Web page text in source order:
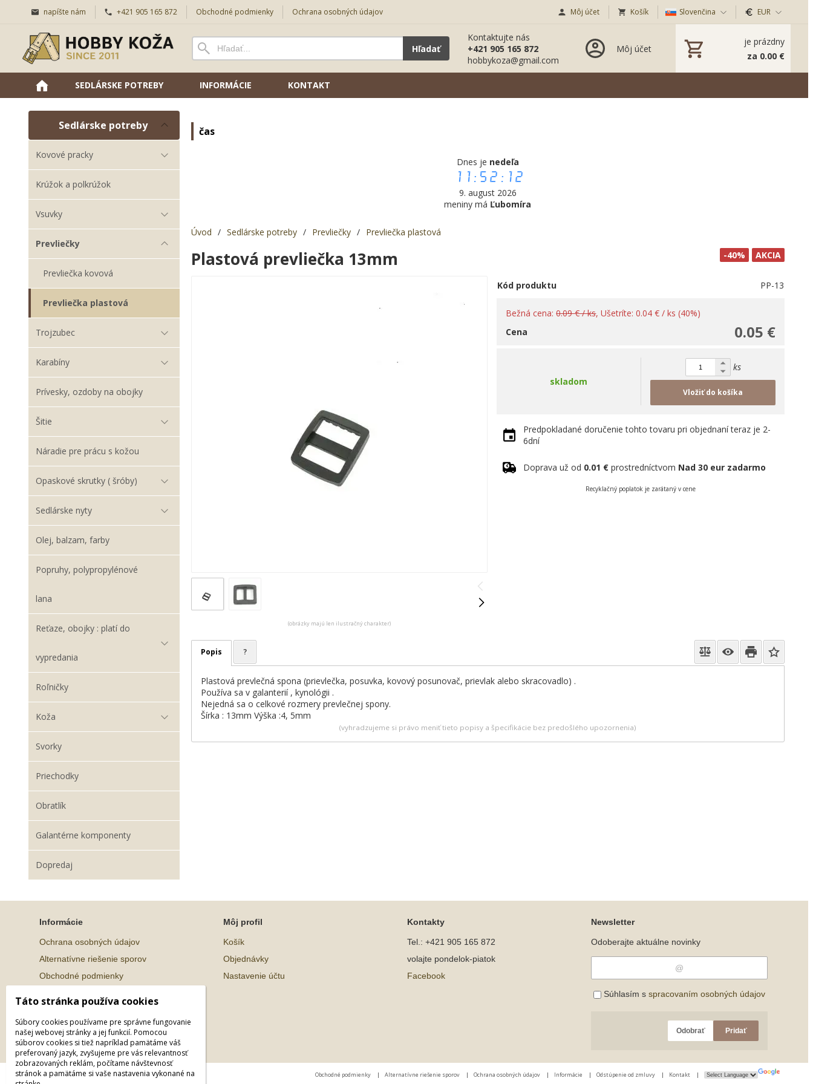
napíšte nám +421 905 165 872 Obchodné podmienky Ochrana osobných údajov Môj účet Košík Slovenčina EUR
Hľadať
Kontaktujte nás
+421 905 165 872
hobbykoza@gmail.com
Môj účet
je prázdny
za 0.00 €
SEDLÁRSKE POTREBY INFORMÁCIE KONTAKT
Sedlárske potreby
Kovové pracky
Krúžok a polkrúžok
Vsuvky
Prevliečky
Prevliečka kovová
Prevliečka plastová
Trojzubec
Karabíny
Prívesky, ozdoby na obojky
Šitie
Náradie pre prácu s kožou
Opaskové skrutky ( šróby)
Sedlárske nyty
Olej, balzam, farby
Popruhy, polypropylénové
lana
Reťaze, obojky : platí do
vypredania
Roľničky
Koža
Svorky
Priechodky
Obratlík
Galantérne komponenty
Dopredaj
čas
Dnes je nedeľa
11:52:13
9. august 2026
meniny má Ľubomíra
Úvod / Sedlárske potreby / Prevliečky / Prevliečka plastová
AKCIA
-40%
Plastová prevliečka 13mm
(obrázky majú len ilustračný charakter)
Kód produktu PP-13
Bežná cena:0.09 € / ks, Ušetríte: 0.04 € / ks (40%)
0.05 €
Cena
skladom
ks
Vložiť do košíka
Predpokladané doručenie tohto tovaru pri objednaní teraz je 2-
6dní
Doprava už od 0.01 € prostredníctvom Nad 30 eur zadarmo
Recyklačný poplatok je zarátaný v cene
Popis ?
Plastová prevlečná spona (prievlečka, posuvka, kovový posunovač, prievlak alebo skracovadlo) .
Používa sa v galanterií , kynológii .
Nejedná sa o celkové rozmery prevlečnej spony.
Šírka : 13mm Výška :4, 5mm
(vyhradzujeme si právo meniť tieto popisy a špecifikácie bez predošlého upozornenia)
Informácie
Ochrana osobných údajov
Alternatívne riešenie sporov
Obchodné podmienky
Môj profil
Košík
Objednávky
Nastavenie účtu
Kontakty
Tel.: +421 905 165 872
volajte pondelok-piatok
Facebook
Newsletter
Odoberajte aktuálne novinky
Súhlasím s spracovaním osobných údajov
Odobrať Pridať
© 2026 WEXBO |www.wexbo.com|Prihlásiť Obchodné podmienky | Alternatívne riešenie sporov | Ochrana osobných údajov | Informácie | Odstúpenie od zmluvy | Kontakt |
Táto stránka používa cookies
Súbory cookies používame pre správne fungovanie
našej webovej stránky a jej funkcií. Pomocou
súborov cookies si tiež napríklad pamätáme váš
preferovaný jazyk, zvyšujeme pre vás relevantnosť
zobrazovaných reklám, počítame návštevnosť
stránok a pamätáme si vaše nastavenia vykonané na